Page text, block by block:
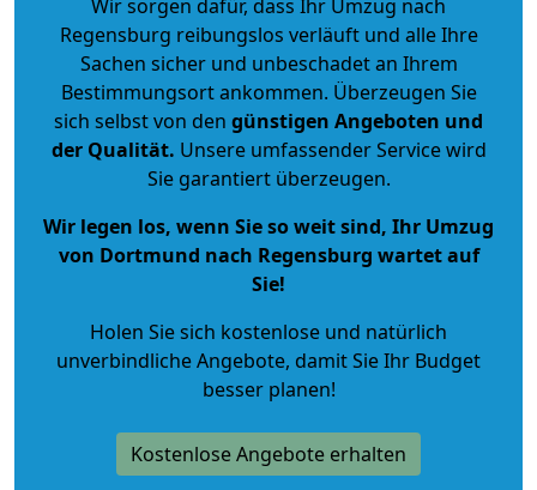
Wir sorgen dafür, dass Ihr Umzug nach
Regensburg reibungslos verläuft und alle Ihre
Sachen sicher und unbeschadet an Ihrem
Bestimmungsort ankommen. Überzeugen Sie
sich selbst von den günstigen Angeboten und
der Qualität. Unsere umfassender Service wird
Sie garantiert überzeugen.
Wir legen los, wenn Sie so weit sind, Ihr Umzug
von Dortmund nach Regensburg wartet auf
Sie!
Holen Sie sich kostenlose und natürlich
unverbindliche Angebote, damit Sie Ihr Budget
besser planen!
Kostenlose Angebote erhalten